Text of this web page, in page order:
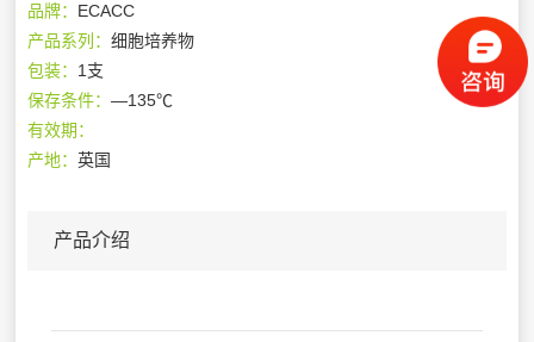
品牌： ECACC
产品系列：细胞培养物
包装： 1支
保存条件：—135℃
有效期：
产地：英国
产品介绍